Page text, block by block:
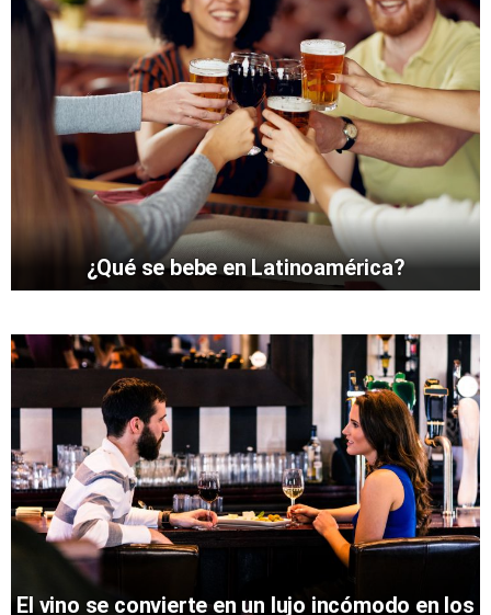
¿Qué se bebe en Latinoamérica?
El vino se convierte en un lujo incómodo en los